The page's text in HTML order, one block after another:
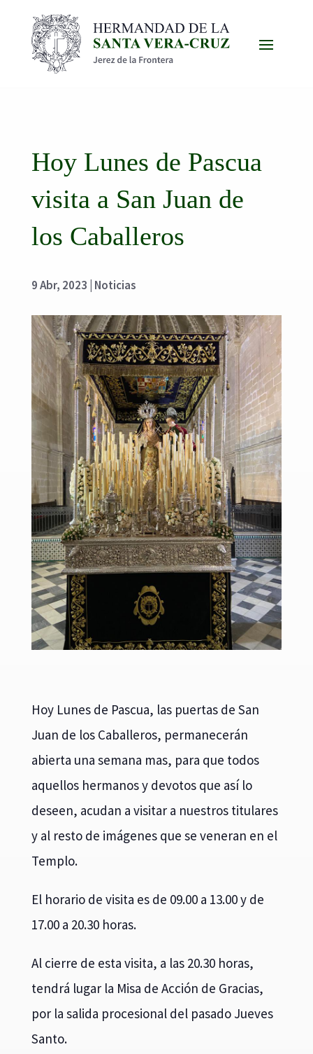
Hoy Lunes de Pascua
visita a San Juan de
los Caballeros
9 Abr, 2023 Noticias
Hoy Lunes de Pascua, las puertas de San
Juan de los Caballeros, permanecerán
abierta una semana mas, para que todos
aquellos hermanos y devotos que así lo
deseen, acudan a visitar a nuestros titulares
y al resto de imágenes que se veneran en el
Templo.
El horario de visita es de 09.00 a 13.00 y de
17.00 a 20.30 horas.
Al cierre de esta visita, a las 20.30 horas,
tendrá lugar la Misa de Acción de Gracias,
por la salida procesional del pasado Jueves
Santo.